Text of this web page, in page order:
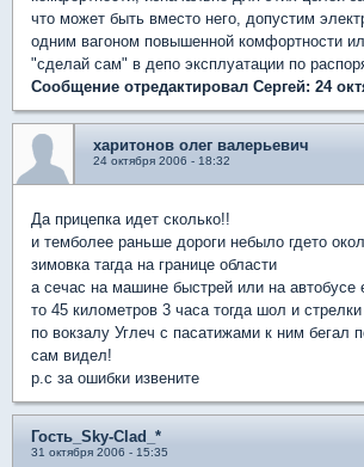
что может быть вместо него, допустим
одним вагоном повышенной комфортности
"сделай сам" в депо эксплуатации по
Сообщение отредактировал Сергей: 24
харитонов олег валерьевич
24 октября 2006 - 18:32
Да прицепка идет сколько!!
и темболее раньше дороги небыло гдето
зимовка тагда на границе области
а сечас на машине быстрей или на
то 45 километров 3 часа тогда шол и
по вокзалу Углеч с пасатижами к ним бегал
сам видел!
р.с за ошибки извените
Гость_Sky-Clad_*
31 октября 2006 - 15:35